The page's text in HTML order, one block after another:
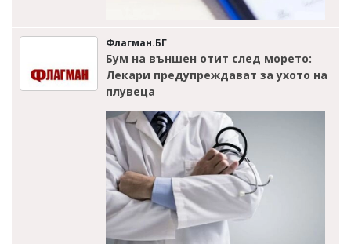
Флагман.БГ
Бум на външен отит след морето:
Лекари предупреждават за ухото на
плувеца